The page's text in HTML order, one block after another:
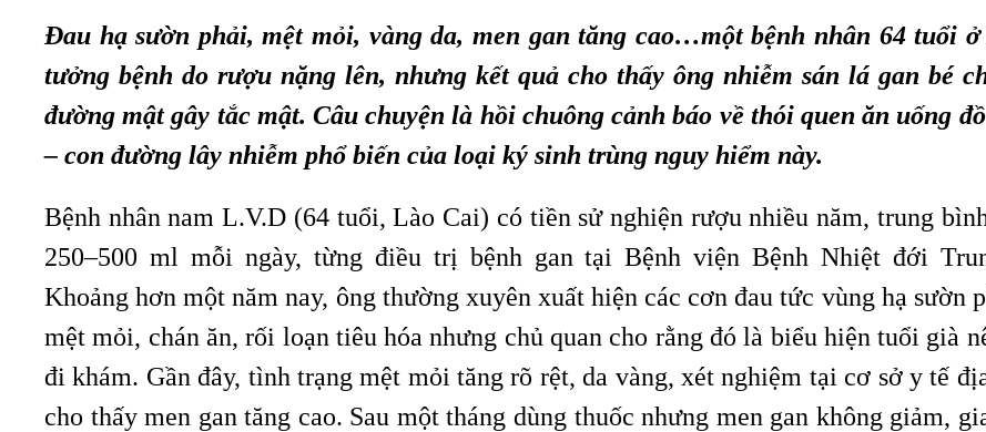
Đau hạ sườn phải, mệt mỏi, vàng da, men gan tăng cao…một bệnh nhân 64 tuổi
tưởng bệnh do rượu nặng lên, nhưng kết quả cho thấy ông nhiễm sán lá gan bé
đường mật gây tắc mật. Câu chuyện là hồi chuông cảnh báo về thói quen ăn uống
– con đường lây nhiễm phổ biến của loại ký sinh trùng nguy hiểm này.
Bệnh nhân nam L.V.D (64 tuổi, Lào Cai) có tiền sử nghiện rượu nhiều năm, trung
250–500 ml mỗi ngày, từng điều trị bệnh gan tại Bệnh viện Bệnh Nhiệt đới
Khoảng hơn một năm nay, ông thường xuyên xuất hiện các cơn đau tức vùng hạ sườn
mệt mỏi, chán ăn, rối loạn tiêu hóa nhưng chủ quan cho rằng đó là biểu hiện tuổi già
đi khám. Gần đây, tình trạng mệt mỏi tăng rõ rệt, da vàng, xét nghiệm tại cơ sở y tế
cho thấy men gan tăng cao. Sau một tháng dùng thuốc nhưng men gan không giảm,